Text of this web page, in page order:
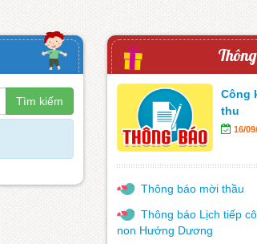
Tìm kiếm
Công
thu
16/
Thông báo mời thầu
Thông báo Lịch tiếp
non Hướng Dương